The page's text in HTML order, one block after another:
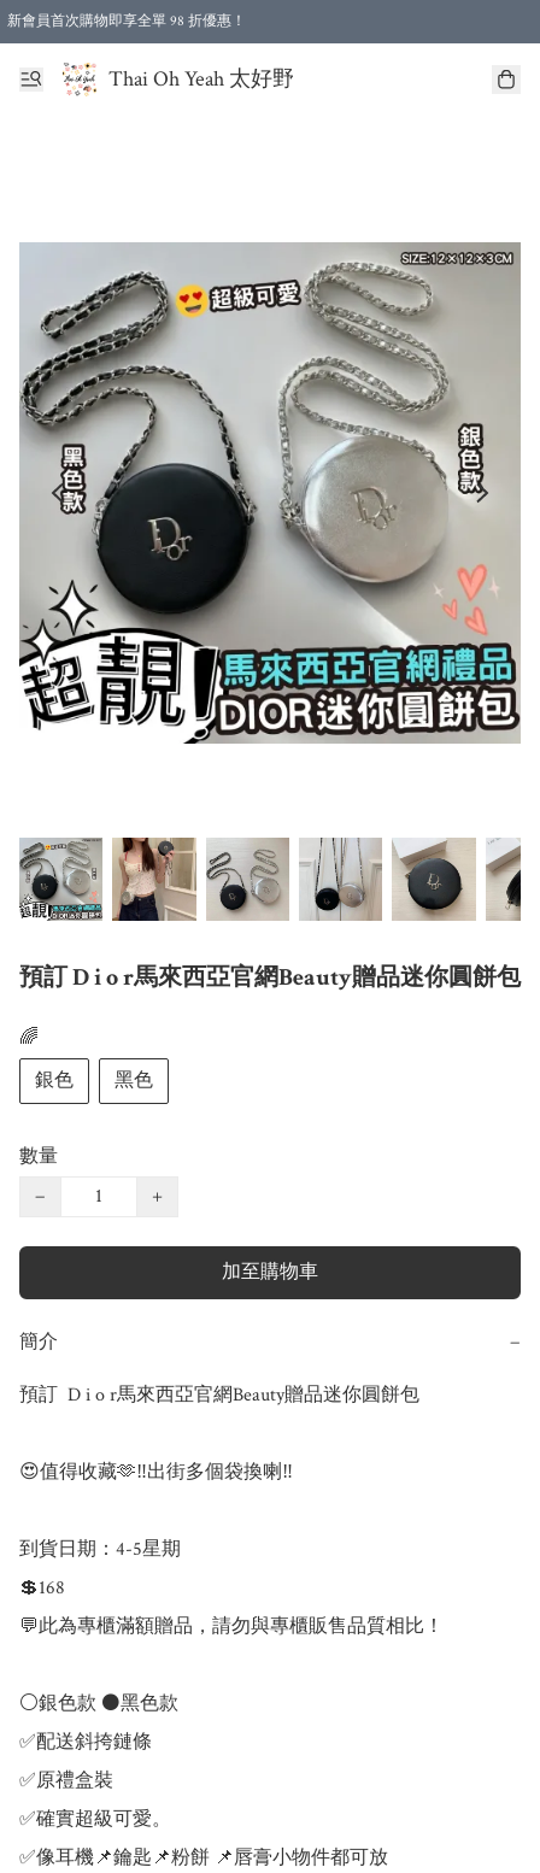
新會員首次購物即享全單 98 折優惠！
特選會員可享全單低至 96 折優惠！
Thai Oh Yeah 太好野
預訂 D i o r馬來西亞官網Beauty贈品迷你圓餅包
🌈
銀色
黑色
數量
−
+
加至購物車
簡介 −
預訂  D i o r馬來西亞官網Beauty贈品迷你圓餅包
😍值得收藏🫶‼️出街多個袋換喇‼️
到貨日期：4-5星期
💲168
💬此為專櫃滿額贈品，請勿與專櫃販售品質相比！
⚪️銀色款 ⚫️黑色款
✅配送斜挎鏈條
✅原禮盒裝
✅確實超級可愛。
✅像耳機📌鑰匙📌粉餅 📌唇膏小物件都可放